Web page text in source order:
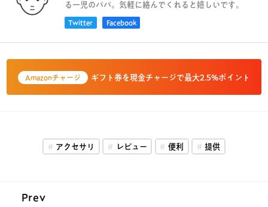
る一児のパパ。気軽に絡んでくれると嬉しいです。
Twitter Facebook
Amazonチャージ ギフト券を現金チャージで最大2.5%ポイント
アクセサリ レビュー 便利 提供
Prev